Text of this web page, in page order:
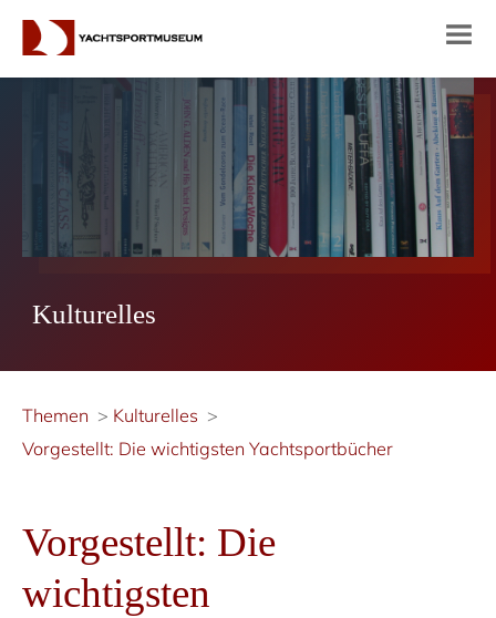
Kulturelles
Themen
Kulturelles
Vorgestellt: Die wichtigsten Yachtsportbücher
Vorgestellt: Die
wichtigsten